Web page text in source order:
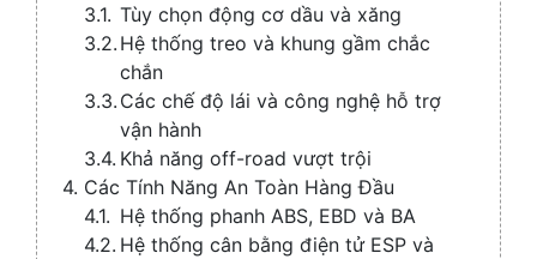
Tùy chọn động cơ dầu và xăng
Hệ thống treo và khung gầm chắc
chắn
Các chế độ lái và công nghệ hỗ trợ
vận hành
Khả năng off-road vượt trội
Các Tính Năng An Toàn Hàng Đầu
Hệ thống phanh ABS, EBD và BA
Hệ thống cân bằng điện tử ESP và